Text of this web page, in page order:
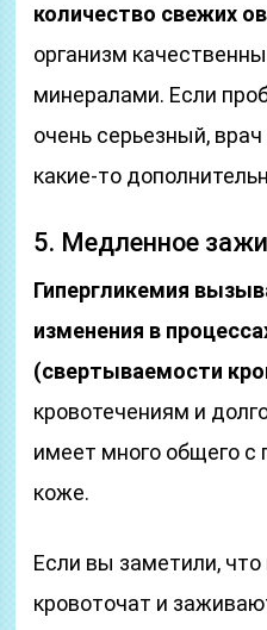
количество свежих
организм
минералами. Если
очень серьезный,
какие-то
5. Медленное
Гипергликемия
изменения в
(свертываемости
кровотечениям и
имеет много общего с
коже.
Если вы заметили,
кровоточат и